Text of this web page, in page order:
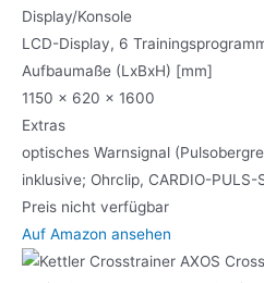
Display/Konsole
LCD-Display, 6
Aufbaumaße (LxBxH) [mm]
1150 x 620 x 1600
Extras
optisches Warnsignal
inklusive; Ohrclip, CARDIO-PULS-
Preis nicht verfügbar
Auf Amazon ansehen